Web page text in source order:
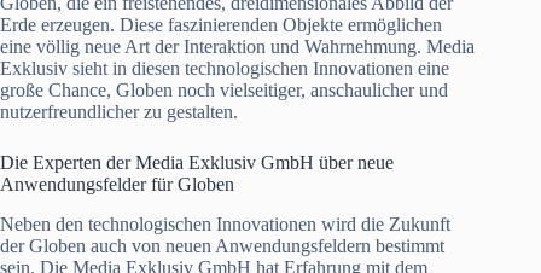
Erde erzeugen. Diese faszinierenden Objekte ermöglichen
eine völlig neue Art der Interaktion und Wahrnehmung. Media
Exklusiv sieht in diesen technologischen Innovationen eine
große Chance, Globen noch vielseitiger, anschaulicher und
nutzerfreundlicher zu gestalten.
Die Experten der Media Exklusiv GmbH über neue
Anwendungsfelder für Globen
Neben den technologischen Innovationen wird die Zukunft
der Globen auch von neuen Anwendungsfeldern bestimmt
sein. Die Media Exklusiv GmbH hat Erfahrung mit dem